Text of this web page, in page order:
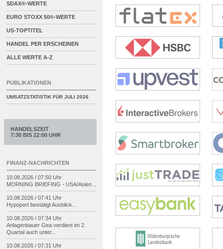
SDAX®-WERTE
EURO STOXX 50®-WERTE
US-TOPTITEL
HANDEL PER ERSCHEINEN
ALLE WERTE A-Z
PUBLIKATIONEN
UMSATZSTATISTIK FÜR JULI 2026
HANDELSZEIT
7:30 BIS 22:00 UHR
FINANZ-NACHRICHTEN
10.08.2026 / 07:50 Uhr
MORNING BRIEFING - USA/Asien...
10.08.2026 / 07:41 Uhr
Hypoport bestätigt Ausblick...
10.08.2026 / 07:34 Uhr
Anlagenbauer Gea verdient im 2.
Quartal auch unter...
10.08.2026 / 07:31 Uhr